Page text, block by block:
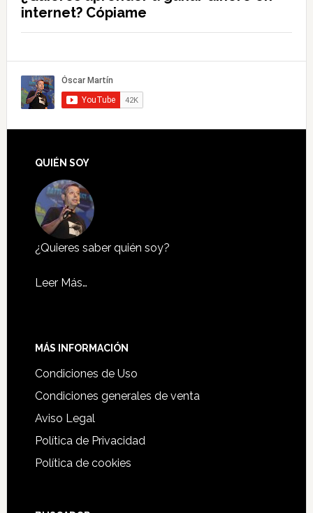
internet? Cópiame
QUIÉN SOY
¿Quieres saber quién soy?
Leer Más…
MÁS INFORMACIÓN
Condiciones de Uso
Condiciones generales de venta
Aviso Legal
Política de Privacidad
Política de cookies